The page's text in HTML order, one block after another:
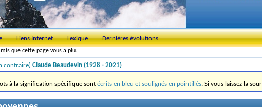
Liens Internet Lexique Dernières évolutions
que cette page vous a plu.
contraire) Claude Beaudevin (1928 - 2021)
à la signification spécifique sont écrits en bleu et soulignés en pointillés. Si vous laissez la